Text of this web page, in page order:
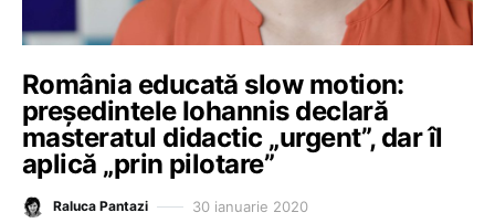
România educată slow motion:
președintele Iohannis declară
masteratul didactic „urgent”, dar îl
aplică „prin pilotare”
Raluca Pantazi 30 ianuarie 2020